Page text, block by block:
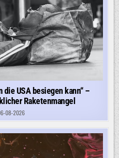
die USA besiegen kann“ –
Raketenmangel
08-2026